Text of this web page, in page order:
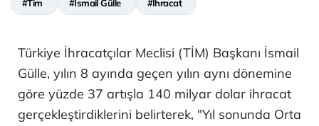
#Tim #İsmail Gülle #İhracat
Türkiye İhracatçılar Meclisi (TİM) Başkanı İsmail
Gülle, yılın 8 ayında geçen yılın aynı dönemine
göre yüzde 37 artışla 140 milyar dolar ihracat
gerçekleştirdiklerini belirterek, "Yıl sonunda Orta